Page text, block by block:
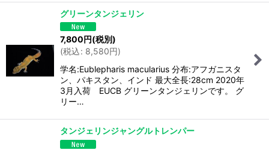
グリーンタンジェリン
7,800円(税別)
(税込: 8,580円)
学名:Eublepharis macularius 分布:アフガニスタ
ン、パキスタン、インド 最大全長:28cm 2020年
3月入荷 EUCB グリーンタンジェリンです。 グ
リー…
タンジェリンジャングルトレンパー